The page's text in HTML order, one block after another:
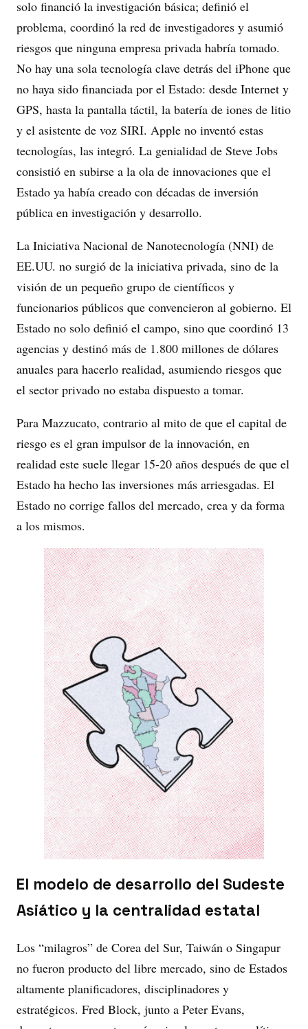
solo financió la investigación básica; definió el
problema, coordinó la red de investigadores y asumió
riesgos que ninguna empresa privada habría tomado.
No hay una sola tecnología clave detrás del iPhone que
no haya sido financiada por el Estado: desde Internet y
GPS, hasta la pantalla táctil, la batería de iones de litio
y el asistente de voz SIRI. Apple no inventó estas
tecnologías, las integró. La genialidad de Steve Jobs
consistió en subirse a la ola de innovaciones que el
Estado ya había creado con décadas de inversión
pública en investigación y desarrollo.
La Iniciativa Nacional de Nanotecnología (NNI) de
EE.UU. no surgió de la iniciativa privada, sino de la
visión de un pequeño grupo de científicos y
funcionarios públicos que convencieron al gobierno. El
Estado no solo definió el campo, sino que coordinó 13
agencias y destinó más de 1.800 millones de dólares
anuales para hacerlo realidad, asumiendo riesgos que
el sector privado no estaba dispuesto a tomar.
Para Mazzucato, contrario al mito de que el capital de
riesgo es el gran impulsor de la innovación, en
realidad este suele llegar 15-20 años después de que el
Estado ha hecho las inversiones más arriesgadas. El
Estado no corrige fallos del mercado, crea y da forma
a los mismos.
El modelo de desarrollo del Sudeste
Asiático y la centralidad estatal
Los “milagros” de Corea del Sur, Taiwán o Singapur
no fueron producto del libre mercado, sino de Estados
altamente planificadores, disciplinadores y
estratégicos. Fred Block, junto a Peter Evans,